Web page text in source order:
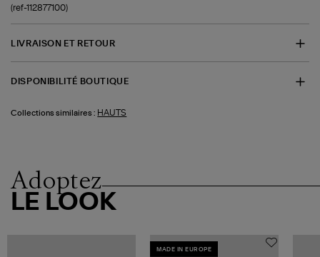
(ref-112877100)
LIVRAISON ET RETOUR
DISPONIBILITÉ BOUTIQUE
Collections similaires : HAUTS
Adoptez
LE LOOK
MADE IN EUROPE